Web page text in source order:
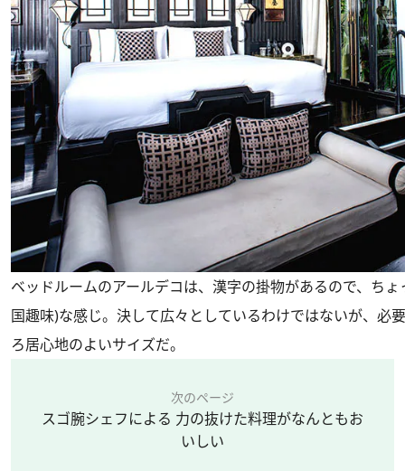
ベッドルームのアールデコは、漢字の掛物があるので、ち
国趣味)な感じ。決して広々としているわけではないが、必
ろ居心地のよいサイズだ。
次のページ
スゴ腕シェフによる 力の抜けた料理がなんともお
いしい